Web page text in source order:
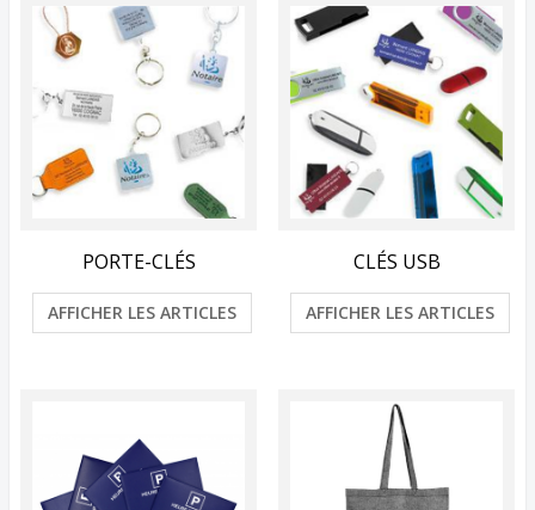
PORTE-CLÉS
AFFICHER LES ARTICLES
CLÉS USB
AFFICHER LES ARTICLES